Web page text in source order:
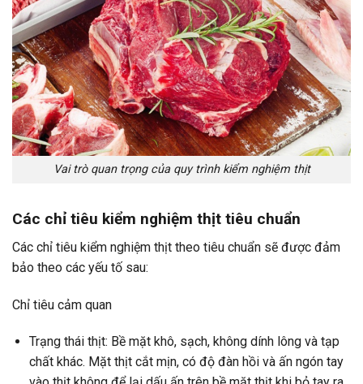
Vai trò quan trọng của quy trình kiểm nghiệm thịt
Các chỉ tiêu kiểm nghiệm thịt tiêu chuẩn
Các chỉ tiêu kiểm nghiệm thịt theo tiêu chuẩn sẽ được đảm
bảo theo các yếu tố sau:
Chỉ tiêu cảm quan
Trạng thái thịt: Bề mặt khô, sạch, không dính lông và tạp
chất khác. Mặt thịt cắt mịn, có độ đàn hồi và ấn ngón tay